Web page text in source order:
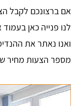
אם ברצונכם לקבל
לנו פנייה כאן
ואנו נאתר את
מספר הצעות מחיר